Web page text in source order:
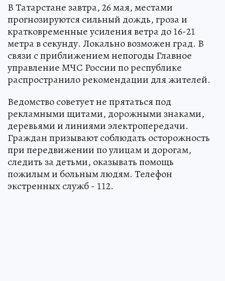
В Татарстане завтра, 26 мая, местами
прогнозируются сильный дождь, гроза и
кратковременные усиления ветра до 16-21
метра в секунду. Локально возможен град. В
связи с приближением непогоды Главное
управление МЧС России по республике
распространило рекомендации для жителей.
Ведомство советует не прятаться под
рекламными щитами, дорожными знаками,
деревьями и линиями электропередачи.
Граждан призывают соблюдать осторожность
при передвижении по улицам и дорогам,
следить за детьми, оказывать помощь
пожилым и больным людям. Телефон
экстренных служб - 112.